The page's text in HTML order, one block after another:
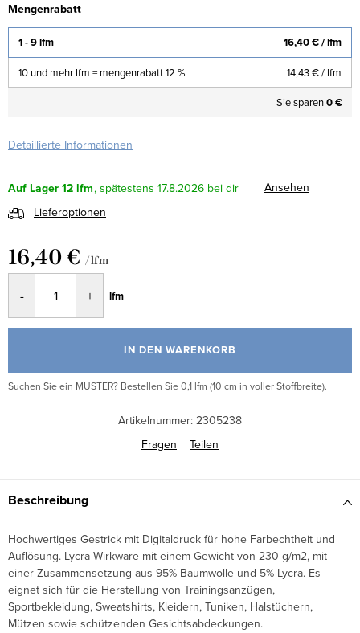
Mengenrabatt
1 - 9 lfm 16,40 €/ lfm
10 und mehr lfm = mengenrabatt 12 % 14,43 €/ lfm
Sie sparen0 €
Detaillierte Informationen
Auf Lager12 lfm 17.8.2026
Ansehen
Lieferoptionen
16,40 € / lfm
lfm
IN DEN WARENKORB
Suchen Sie ein MUSTER? Bestellen Sie 0,1 lfm (10 cm in voller Stoffbreite).
Artikelnummer: 2305238
Fragen
Teilen
Beschreibung
Hochwertiges Gestrick mit Digitaldruck für hohe Farbechtheit und
Auflösung. Lycra-Wirkware mit einem Gewicht von 230 g/m2, mit
einer Zusammensetzung aus 95% Baumwolle und 5% Lycra. Es
eignet sich für die Herstellung von Trainingsanzügen,
Sportbekleidung, Sweatshirts, Kleidern, Tuniken, Halstüchern,
Mützen sowie schützenden Gesichtsabdeckungen.